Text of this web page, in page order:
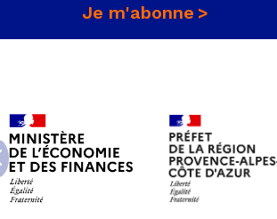
Je m'abonne